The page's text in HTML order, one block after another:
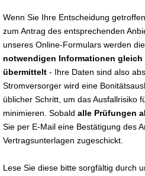
Wenn Sie Ihre Entscheidung
zum Antrag des entsprechenden
unseres Online-Formulars werden
notwendigen Informationen
übermittelt - Ihre Daten sind also
Stromversorger wird eine
üblicher Schritt, um das Ausfallrisiko
minimieren. Sobald alle Prüfungen
Sie per E-Mail eine Bestätigung des
Vertragsunterlagen zugeschickt.
Lese Sie diese bitte sorgfältig durch